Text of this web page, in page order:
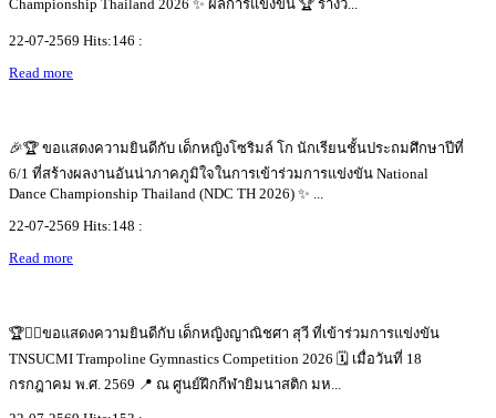
Championship Thailand 2026 ✨ ผลการแข่งขัน 🏆 รางวั...
22-07-2569 Hits:146 :
Read more
🎉🏆 ขอแสดงความยินดีกับ เด็กหญิงโซริมล์ โก นักเรียนชั้นประถมศึกษาปีที่
6/1 ที่สร้างผลงานอันน่าภาคภูมิใจในการเข้าร่วมการแข่งขัน National
Dance Championship Thailand (NDC TH 2026) ✨ ...
22-07-2569 Hits:148 :
Read more
🏆🤸‍♀️ขอแสดงความยินดีกับ เด็กหญิงญาณิชศา สุวี ที่เข้าร่วมการแข่งขัน
TNSUCMI Trampoline Gymnastics Competition 2026 🗓️ เมื่อวันที่ 18
กรกฎาคม พ.ศ. 2569 📍 ณ ศูนย์ฝึกกีฬายิมนาสติก มห...